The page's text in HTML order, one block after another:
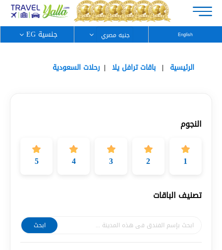
English جنسية EG
الرئيسية باقات ترافل يلا رحلات السعودية
النجوم
1
2
3
4
5
تصنيف الباقات
ابحث